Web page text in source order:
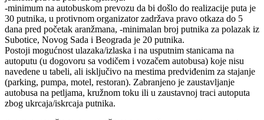
-minimum na autobuskom prevozu da bi došlo do realizacije puta je
30 putnika, u protivnom organizator zadržava pravo otkaza do 5
dana pred početak aranžmana, -minimalan broj putnika za polazak iz
Subotice, Novog Sada i Beograda je 20 putnika.
Postoji mogućnost ulazaka/izlaska i na usputnim stanicama na
autoputu (u dogovoru sa vodičem i vozačem autobusa) koje nisu
navedene u tabeli, ali isključivo na mestima predviđenim za stajanje
(parking, pumpa, motel, restoran). Zabranjeno je zaustavljanje
autobusa na petljama, kružnom toku ili u zaustavnoj traci autoputa
zbog ukrcaja/iskrcaja putnika.